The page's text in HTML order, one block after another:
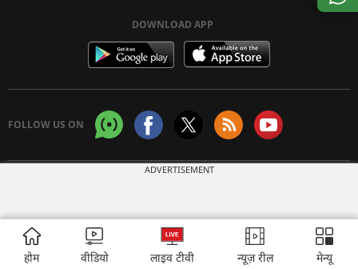
DOWNLOAD APP
FOLLOW US ON
ADVERTISEMENT
होम वीडियो लाइव टीवी न्यूज़ रील मेन्यू